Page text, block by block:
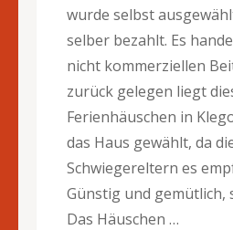
wurde selbst
selber bezahlt. Es
nicht kommerziellen
zurück gelegen liegt
Ferienhäuschen in
das Haus gewählt, da
Schwiegereltern es
Günstig und gemütlich,
Das Häuschen …